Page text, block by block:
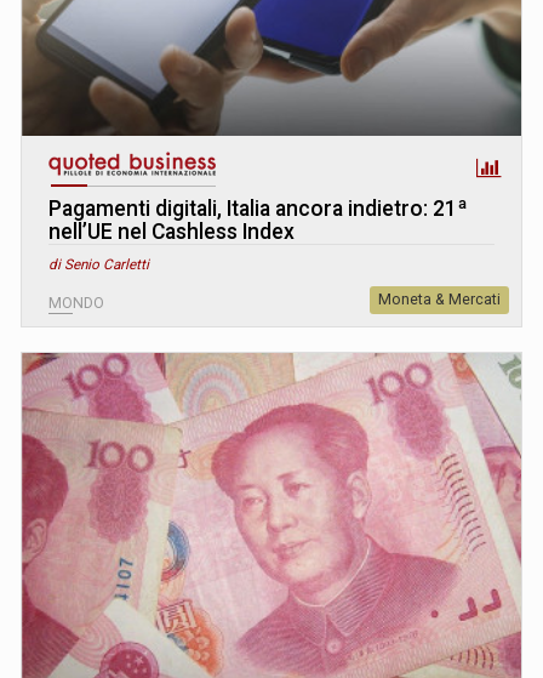
Pagamenti digitali, Italia ancora indietro: 21ª
nell’UE nel Cashless Index
di Senio Carletti
MONDO Moneta & Mercati